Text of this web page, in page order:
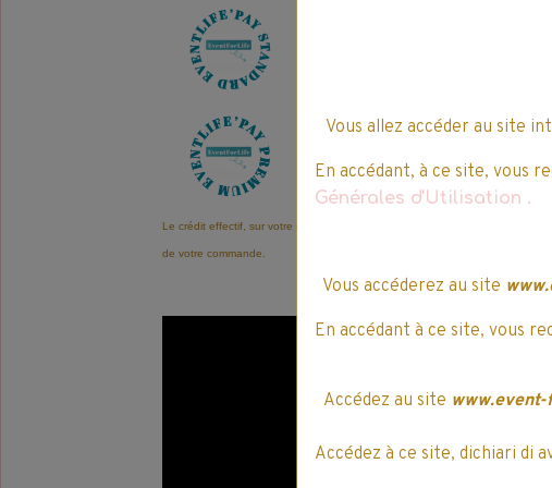
117 v e t Li Pa
Le crédit effectif, sur votre compte EventLife'Pay, est automatique après, la
de votre commande.
Vous allez accéder au site
En accédant, à ce site, vous
Générales d'Utilisation .
Vous accéderez au site
En accédant à ce site, vous
Accédez au site
Accédez à ce site, dichiari di